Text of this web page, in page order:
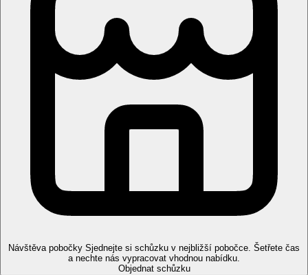
Návštěva pobočky Sjednejte si schůzku v nejbližší pobočce. Šetřete čas
a nechte nás vypracovat vhodnou nabídku.
Objednat schůzku